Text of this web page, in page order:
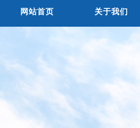
网站首页 关于我们